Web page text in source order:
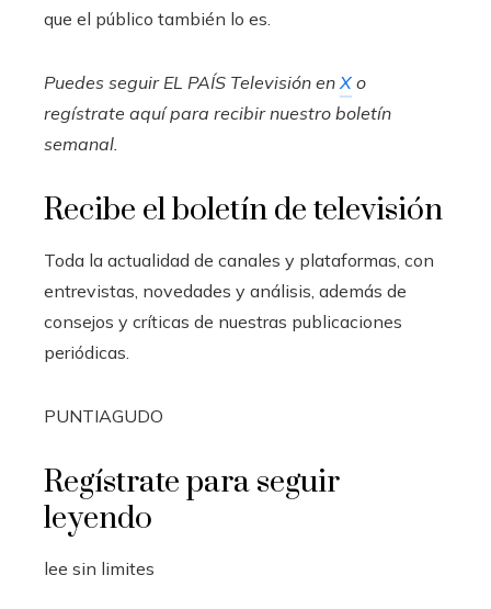
que el público también lo es.
Puedes seguir EL PAÍS Televisión en X o
regístrate aquí para recibirnuestro boletín
semanal
Recibe el boletín de televisión
Toda la actualidad de canales y plataformas, con
entrevistas, novedades y análisis, además de
consejos y críticas de nuestras publicaciones
periódicas.
PUNTIAGUDO
Regístrate para seguir
leyendo
lee sin limites